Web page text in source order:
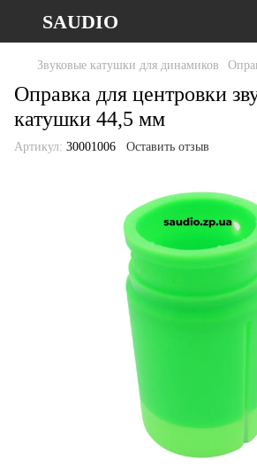
SAUDIO
Звуковые катушки для динамиков
Оправка для центровки
катушки 44,5 мм
Артикул: 30001006 Оставить отзыв